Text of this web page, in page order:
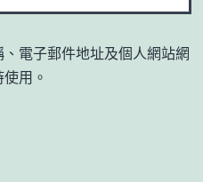
電子郵件地址及個人網站網
用。